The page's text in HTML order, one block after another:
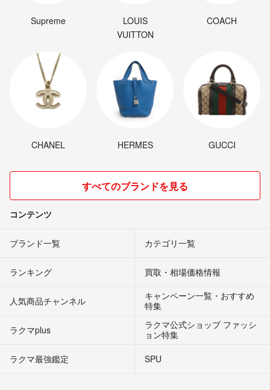
Supreme
LOUIS
VUITTON
COACH
CHANEL HERMES GUCCI
すべてのブランドを見る
コンテンツ
ブランド一覧 カテゴリ一覧
ランキング 買取・相場価格情報
人気商品チャンネル
キャンペーン一覧・おすすめ
特集
ラクマplus
ラクマ公式ショップ ファッシ
ョン特集
ラクマ最強鑑定
SPU